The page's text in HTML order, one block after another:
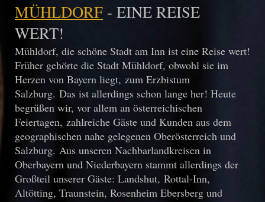
MÜHLDORF - EINE REISE
WERT!
Mühldorf, die schöne Stadt am Inn ist eine Reise wert!
Früher gehörte die Stadt Mühldorf, obwohl sie im
Herzen von Bayern liegt, zum Erzbistum
Salzburg. Das ist allerdings schon lange her! Heute
begrüßen wir, vor allem an österreichischen
Feiertagen, zahlreiche Gäste und Kunden aus dem
geographischen nahe gelegenen Oberösterreich und
Salzburg. Aus unseren Nachbarlandkreisen in
Oberbayern und Niederbayern stammt allerdings der
Großteil unserer Gäste: Landshut, Rottal-Inn,
Altötting, Traunstein, Rosenheim Ebersberg und